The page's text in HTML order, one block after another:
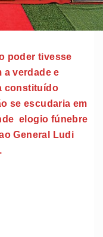
poder tivesse
a verdade e
constituído
se escudaria em
elogio fúnebre
General Ludi